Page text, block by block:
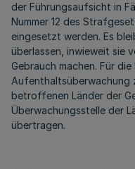
der Führungsaufsicht in
Nummer 12 des
eingesetzt werden. Es
überlassen, inwieweit sie
Gebrauch machen. Für
Aufenthaltsüberwachung
betroffenen Länder der
Überwachungsstelle der
übertragen.